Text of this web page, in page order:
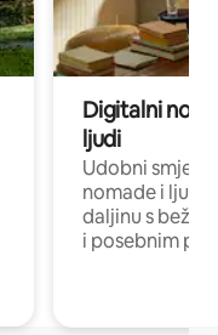
Digitalni
ljudi
Udobni
nomade i ljude
daljinu s
i posebnim